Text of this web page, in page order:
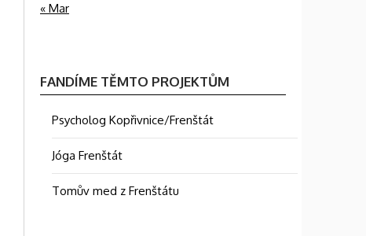
« Mar
FANDÍME TĚMTO PROJEKTŮM
Psycholog Kopřivnice/Frenštát
Jóga Frenštát
Tomův med z Frenštátu